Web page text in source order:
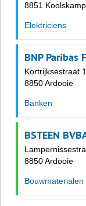
3 4
Legen
8851
Elektriciens
BNP Paribas
Kortrijksestraat 1
8850 Ardooie
Banken
BSTEEN
8850 Ardooie
Bouwmaterialen